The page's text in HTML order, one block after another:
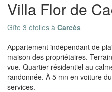
Villa Flor de
Gîte 3 étoiles à Carcès
Appartement indépendant de
maison des propriétaires.
vue. Quartier résidentiel au
randonnée. À 5 mn en voiture
services.